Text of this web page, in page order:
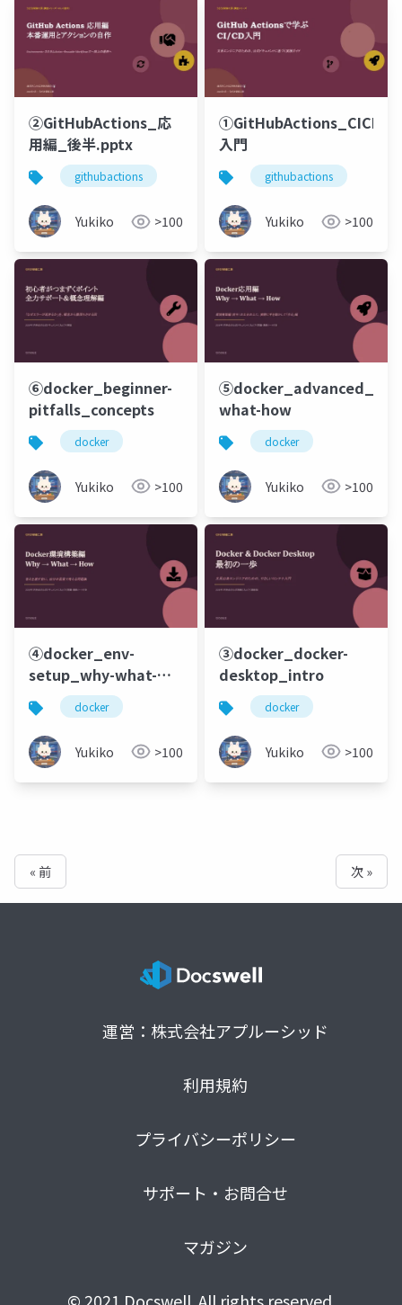
②GitHubActions_応
用編_後半.pptx
githubactions
Yukiko >100
①GitHubActions_CICD
入門
githubactions
Yukiko >100
⑥docker_beginner-
pitfalls_concepts
docker
Yukiko >100
what-how
docker
Yukiko >100
④docker_env-
setup_why-what-
how
docker
Yukiko >100
③docker_docker-
desktop_intro
docker
Yukiko >100
« 前 次 »
運営：株式会社アプルーシッド
利用規約
プライバシーポリシー
サポート・お問合せ
マガジン
© 2021 Docswell. All rights reserved.